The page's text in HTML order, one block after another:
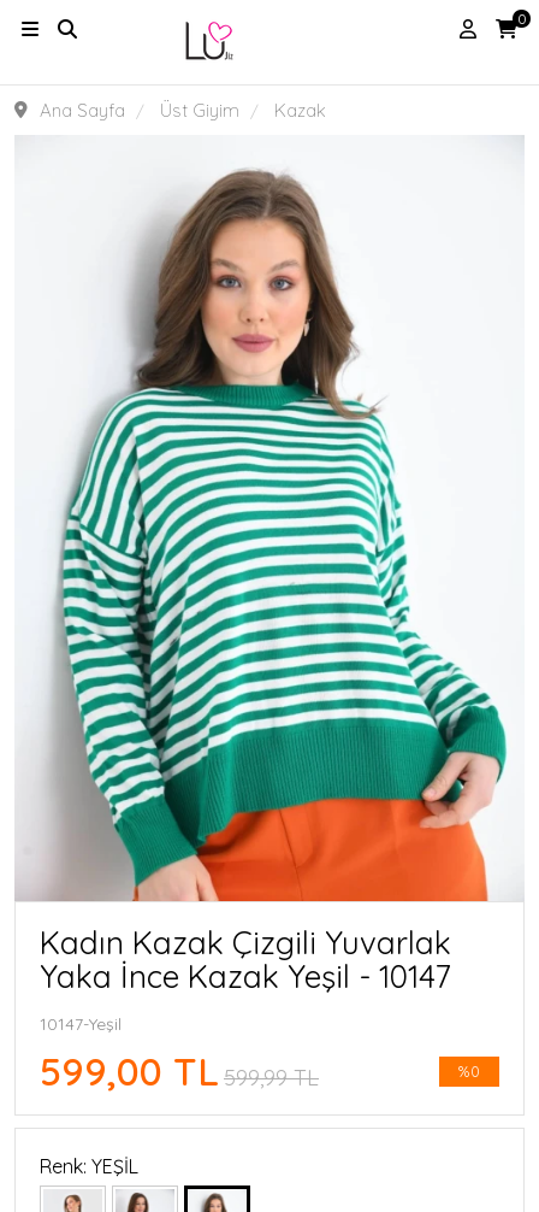
0
Ana Sayfa Üst Giyim Kazak
Kadın Kazak Çizgili Yuvarlak
Yaka İnce Kazak Yeşil - 10147
10147-Yeşil
%0
599,00 TL 599,99 TL
Renk: YEŞİL